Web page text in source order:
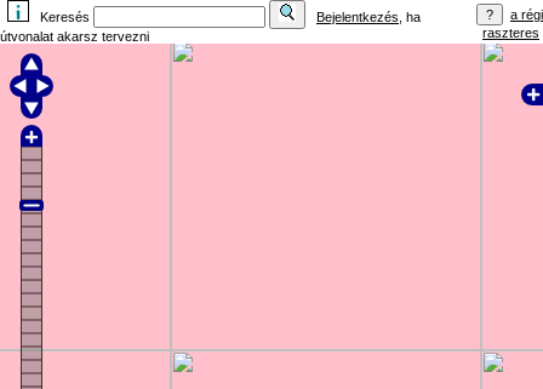
Keresés Bejelentkezés , ha
útvonalat akarsz tervezni
a régi
raszteres